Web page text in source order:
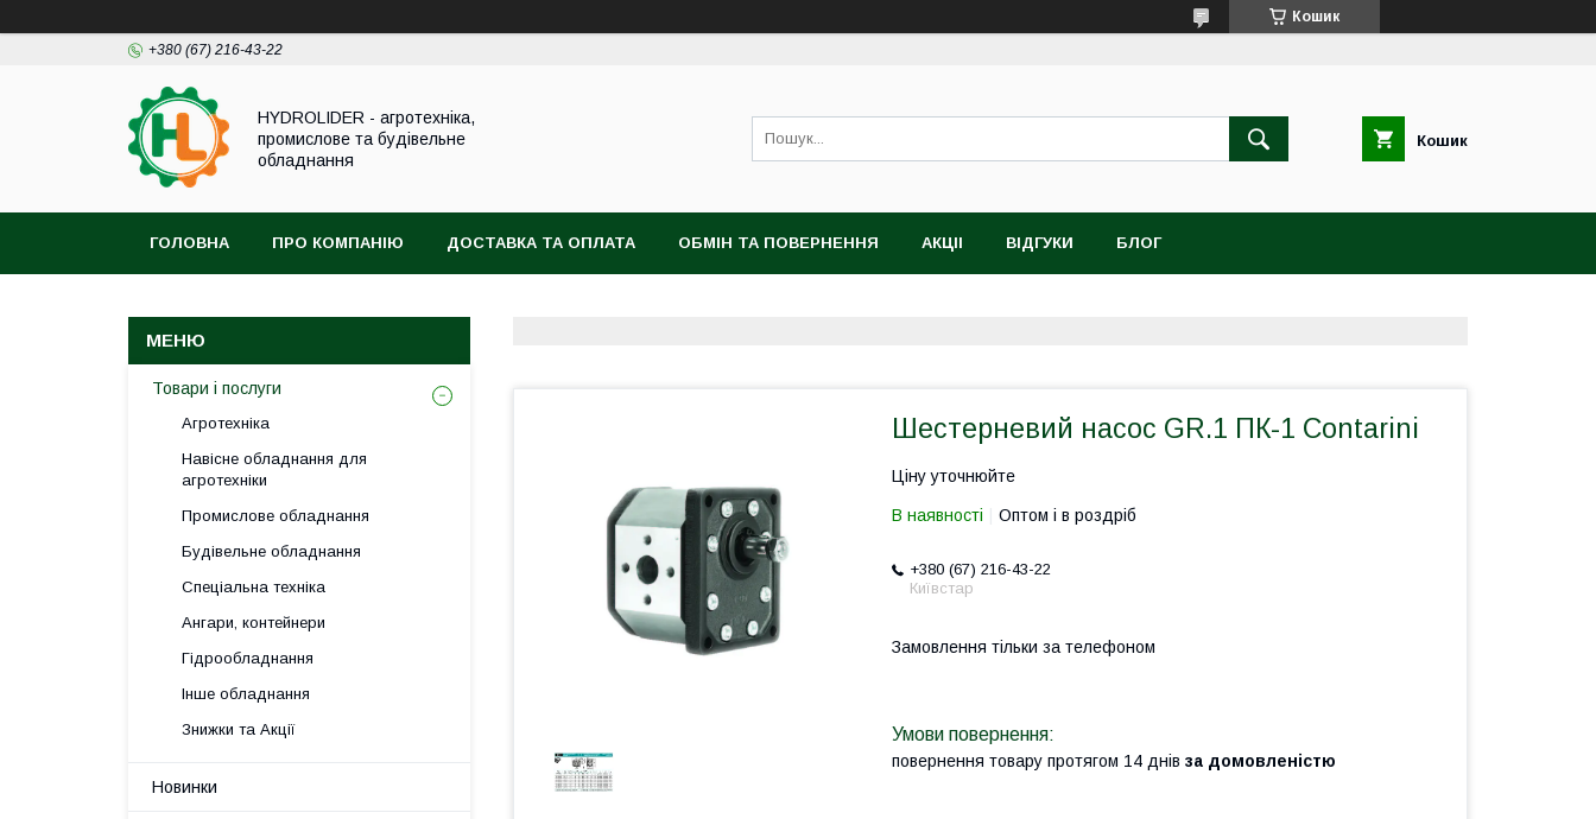
Кошик
+380 (67) 216-43-22
HYDROLIDER - агротехніка,
промислове та будівельне
обладнання
Кошик
ГОЛОВНА ПРО КОМПАНІЮ ДОСТАВКА ТА ОПЛАТА ОБМІН ТА ПОВЕРНЕННЯ АКЦІІ ВІДГУКИ БЛОГ
Шестерневий насос GR.1 ПК-1 Contarini
Ціну уточнюйте
В наявності Оптом і в роздріб
+380 (67) 216-43-22
Київстар
Замовлення тільки за телефоном
повернення товару протягом 14 днів за домовленістю
Товари і послуги
Агротехніка
Навісне обладнання для
агротехніки
Промислове обладнання
Будівельне обладнання
Спеціальна техніка
Ангари, контейнери
Гідрообладнання
Інше обладнання
Знижки та Акції
Новинки